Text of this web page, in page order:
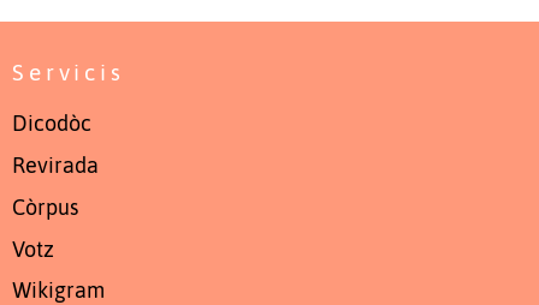
Servicis
Dicodòc
Revirada
Còrpus
Votz
Wikigram